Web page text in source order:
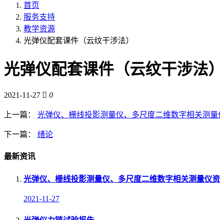
首页
服务支持
教学资源
光弹仪配套课件（云纹干涉法）
光弹仪配套课件（云纹干涉法）
2021-11-27 0
上一篇： 光弹仪、栅线投影测量仪、多尺度二维数字相关测量
下一篇： 绪论
最新资讯
光弹仪、栅线投影测量仪、多尺度二维数字相关测量仪
2021-11-27